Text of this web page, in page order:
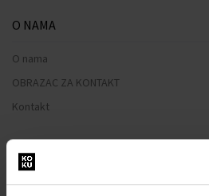
O NAMA
O nama
OBRAZAC ZA KONTAKT
Kontakt
SVE O KUPNJI
Sustav vjernosti